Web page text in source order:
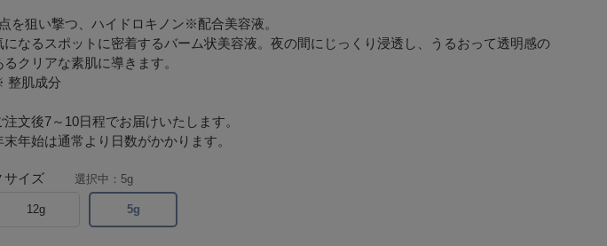
サイズ 選択中：5g
12g 5g
を狙い撃つ、ハイドロキノン※配合美容液。
になるスポットに密着するバーム状美容液。夜の間にじっくり浸透し、うるおって透明感の
るクリアな素肌に導きます。
整肌成分
注文後7～10日程でお届けいたします。
末年始は通常より日数がかかります。